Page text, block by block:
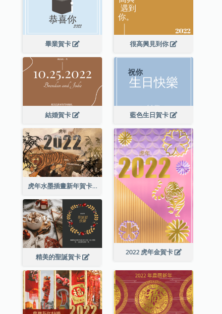
畢業賀卡 很高興見到你
結婚賀卡 藍色生日賀卡
虎年水墨插畫新年賀卡
2022 虎年金賀卡
精美的聖誕賀卡